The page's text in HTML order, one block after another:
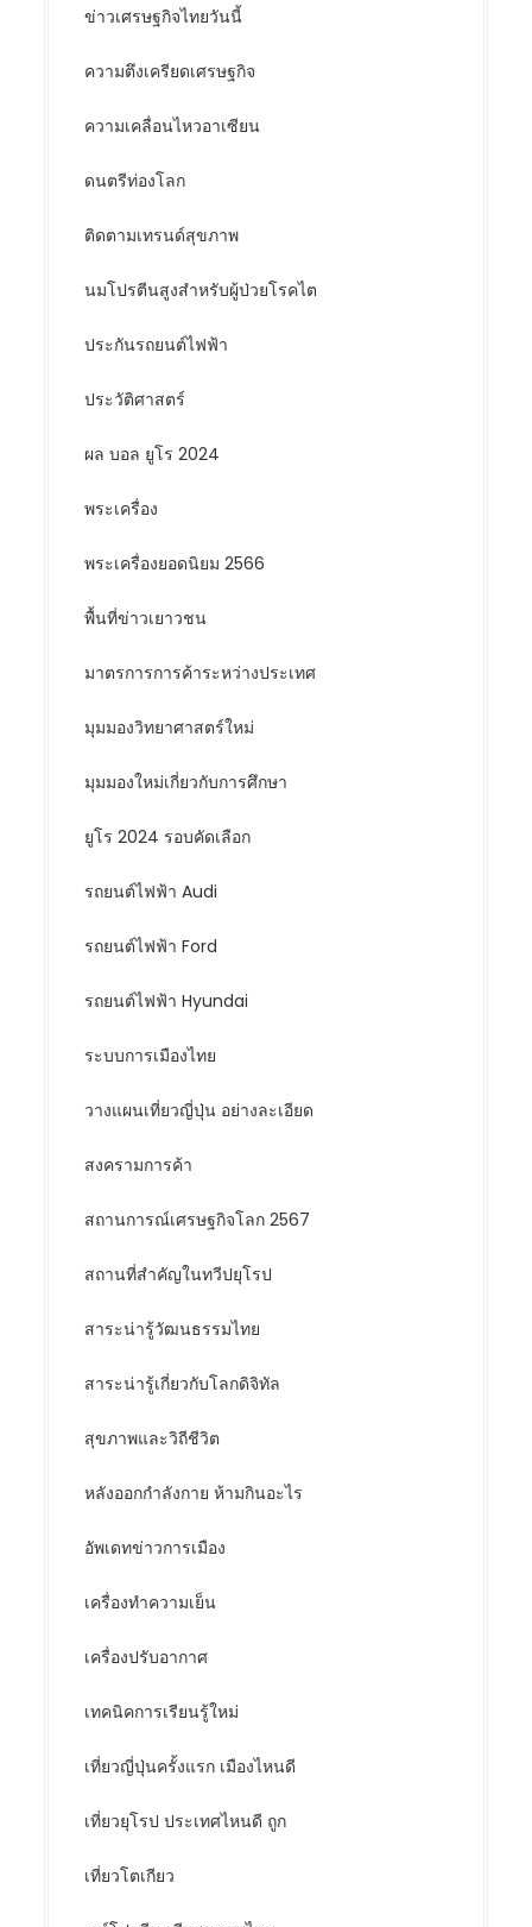
ข่าวเศรษฐกิจไทยวันนี้
ความตึงเครียดเศรษฐกิจ
ความเคลื่อนไหวอาเซียน
ดนตรีท่องโลก
ติดตามเทรนด์สุขภาพ
นมโปรตีนสูงสำหรับผู้ป่วยโรคไต
ประกันรถยนต์ไฟฟ้า
ประวัติศาสตร์
ผล บอล ยูโร 2024
พระเครื่อง
พระเครื่องยอดนิยม 2566
พื้นที่ข่าวเยาวชน
มาตรการการค้าระหว่างประเทศ
มุมมองวิทยาศาสตร์ใหม่
มุมมองใหม่เกี่ยวกับการศึกษา
ยูโร 2024 รอบคัดเลือก
รถยนต์ไฟฟ้า Audi
รถยนต์ไฟฟ้า Ford
รถยนต์ไฟฟ้า Hyundai
ระบบการเมืองไทย
วางแผนเที่ยวญี่ปุ่น อย่างละเอียด
สงครามการค้า
สถานการณ์เศรษฐกิจโลก 2567
สถานที่สำคัญในทวีปยุโรป
สาระน่ารู้วัฒนธรรมไทย
สาระน่ารู้เกี่ยวกับโลกดิจิทัล
สุขภาพและวิถีชีวิต
หลังออกกําลังกาย ห้ามกินอะไร
อัพเดทข่าวการเมือง
เครื่องทำความเย็น
เครื่องปรับอากาศ
เทคนิคการเรียนรู้ใหม่
เที่ยวญี่ปุ่นครั้งแรก เมืองไหนดี
เที่ยวยุโรป ประเทศไหนดี ถูก
เที่ยวโตเกียว